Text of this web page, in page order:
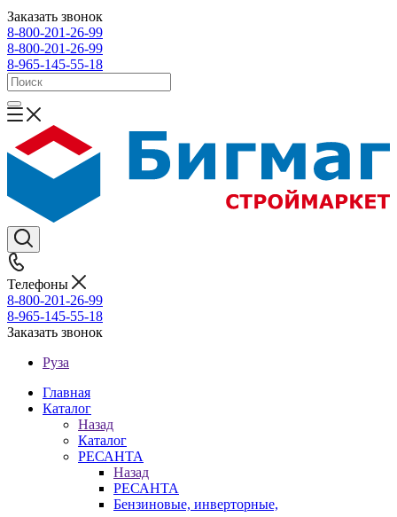
Заказать звонок
8-800-201-26-99
8-800-201-26-99
8-965-145-55-18
Телефоны
8-800-201-26-99
8-965-145-55-18
Заказать звонок
Руза
Главная
Каталог
Назад
Каталог
РЕСАНТА
Назад
РЕСАНТА
Бензиновые, инверторные,